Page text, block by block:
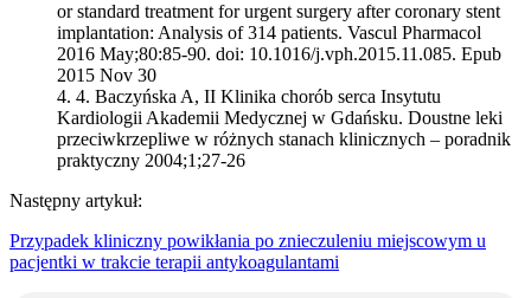
or standard treatment for urgent surgery after coronary stent
implantation: Analysis of 314 patients. Vascul Pharmacol
2016 May;80:85-90. doi: 10.1016/j.vph.2015.11.085. Epub
2015 Nov 30
4. Baczyńska A, II Klinika chorób serca Insytutu
Kardiologii Akademii Medycznej w Gdańsku. Doustne leki
przeciwkrzepliwe w różnych stanach klinicznych – poradnik
praktyczny 2004;1;27-26
Następny artykuł:
Przypadek kliniczny powikłania po znieczuleniu miejscowym u
pacjentki w trakcie terapii antykoagulantami